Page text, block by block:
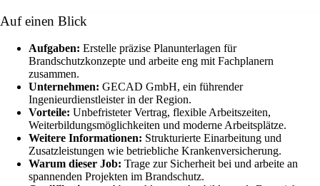
Auf einen Blick
Aufgaben: Erstelle präzise Planunterlagen für
Brandschutzkonzepte und arbeite eng mit Fachplanern
zusammen.
Unternehmen: GECAD GmbH, ein führender
Ingenieurdienstleister in der Region.
Vorteile: Unbefristeter Vertrag, flexible Arbeitszeiten,
Weiterbildungsmöglichkeiten und moderne Arbeitsplätze.
Weitere Informationen: Strukturierte Einarbeitung und
Zusatzleistungen wie betriebliche Krankenversicherung.
Warum dieser Job: Trage zur Sicherheit bei und arbeite an
spannenden Projekten im Brandschutz.